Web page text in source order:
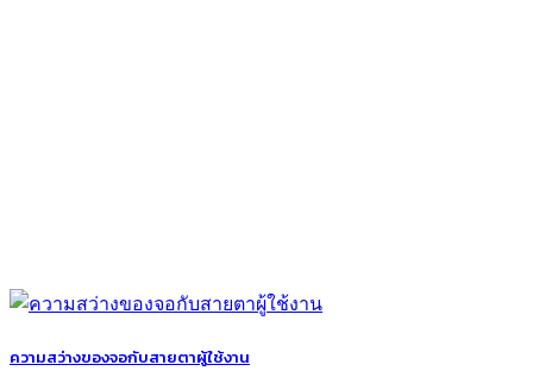
ความสว่างของจอกับสายตาผู้ใช้งาน